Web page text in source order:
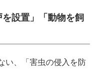
を設置」「動物を飼
い、「害虫の侵入を防